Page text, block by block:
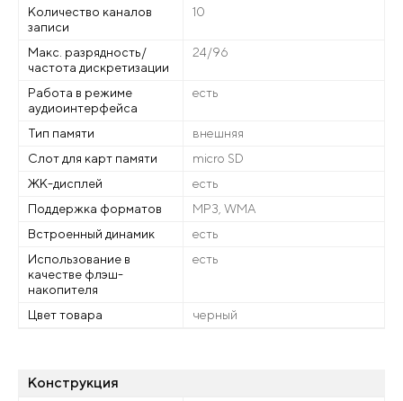
Количество каналов
записи
10
Макс. разрядность/
частота дискретизации
24/96
Работа в режиме
аудиоинтерфейса
есть
Тип памяти
внешняя
Слот для карт памяти
micro SD
ЖК-дисплей
есть
Поддержка форматов
MP3, WMA
Встроенный динамик
есть
Использование в
качестве флэш-
накопителя
есть
Цвет товара черный
Конструкция